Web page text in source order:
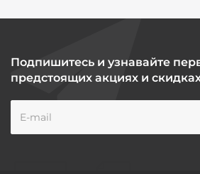
Подпишитесь и узнавайте
предстоящих акциях и